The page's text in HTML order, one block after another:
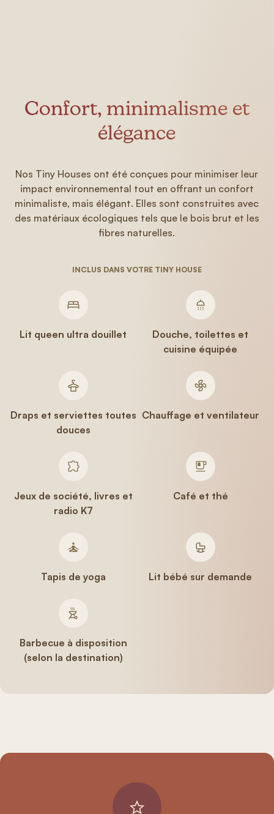
Confort, minimalisme et
élégance
Nos Tiny Houses ont été conçues pour minimiser leur
impact environnemental tout en offrant un confort
minimaliste, mais élégant. Elles sont construites avec
des matériaux écologiques tels que le bois brut et les
fibres naturelles.
INCLUS DANS VOTRE TINY HOUSE
Lit queen ultra douillet
Douche, toilettes et
cuisine équipée
Draps et serviettes toutes
douces
Chauffage et ventilateur
Jeux de société, livres et
radio K7
Café et thé
Tapis de yoga Lit bébé sur demande
Barbecue à disposition
(selon la destination)